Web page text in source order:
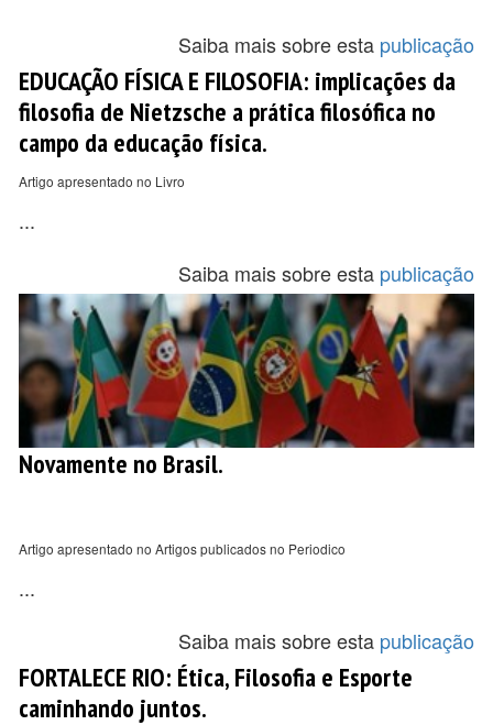
Saiba mais sobre esta publicação
EDUCAÇÃO FÍSICA E FILOSOFIA: implicações da
filosofia de Nietzsche a prática filosófica no
campo da educação física.
Artigo apresentado no Livro
...
Saiba mais sobre esta publicação
Novamente no Brasil.
Artigo apresentado no Artigos publicados no Periodico
...
Saiba mais sobre esta publicação
FORTALECE RIO: Ética, Filosofia e Esporte
caminhando juntos.